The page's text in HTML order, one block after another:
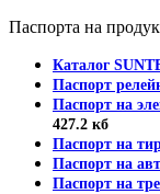
Паспорта на
Каталог
Паспорт
Паспорт на
427.2 кб
Паспорт на
Паспорт на
Паспорт на